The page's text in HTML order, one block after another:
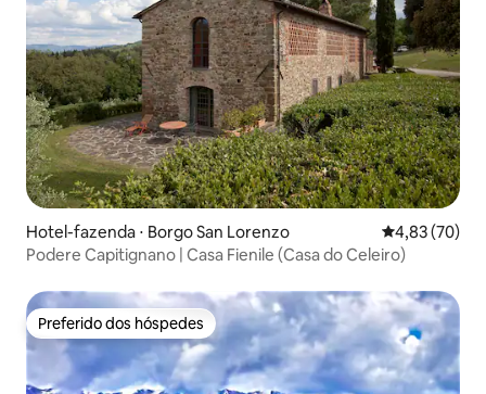
Hotel-fazenda ⋅ Borgo San Lorenzo 4,83 de uma
4,83 (70)
Podere Capitignano | Casa Fienile (Casa do Celeiro)
Preferido dos hóspedes
Preferido dos hóspedes